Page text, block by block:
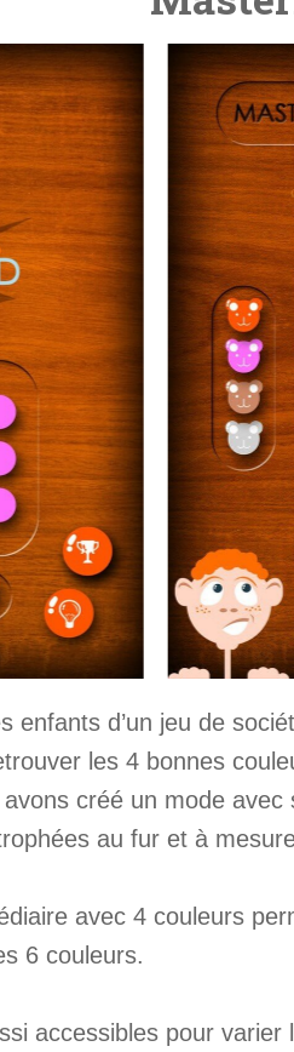
enfants d’un jeu de
les 4 bonnes
créé un mode
au fur et à
avec 4 couleurs
6 couleurs.
accessibles pour